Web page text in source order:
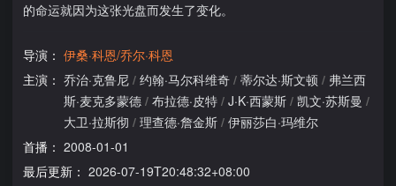
的命运就因为这张光盘而发生了变化。
导演： 伊桑·科恩/乔尔·科恩
主演： 乔治·克鲁尼 / 约翰·马尔科维奇 / 蒂尔达·斯文顿 / 弗兰西
斯·麦克多蒙德 / 布拉德·皮特 / J·K·西蒙斯 / 凯文·苏斯曼 /
大卫·拉斯彻 / 理查德·詹金斯 / 伊丽莎白·玛维尔
首播： 2008-01-01
最后更新： 2026-07-19T20:48:32+08:00